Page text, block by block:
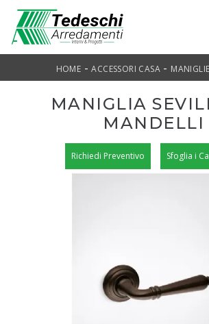
HOME -ACCESSORI CASA- MANIGLIE
MANIGLIA
MANDELLI
Richiedi Preventivo Sfoglia i